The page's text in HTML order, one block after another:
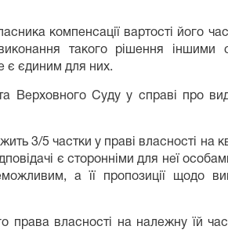
компенсації вартості його
такого рішення іншими
є єдиним для них.
Верховного Суду у справі про
3/5 частки у праві власності на
є сторонніми для неї
а її пропозиції щодо
права власності на належну їй